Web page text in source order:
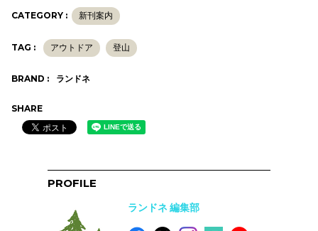
CATEGORY : 新刊案内
TAG : アウトドア 登山
BRAND : ランドネ
SHARE
PROFILE
ランドネ 編集部